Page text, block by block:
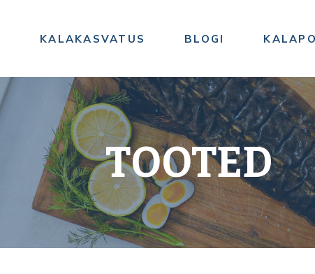
KALAKASVATUS BLOGI
TOOTED